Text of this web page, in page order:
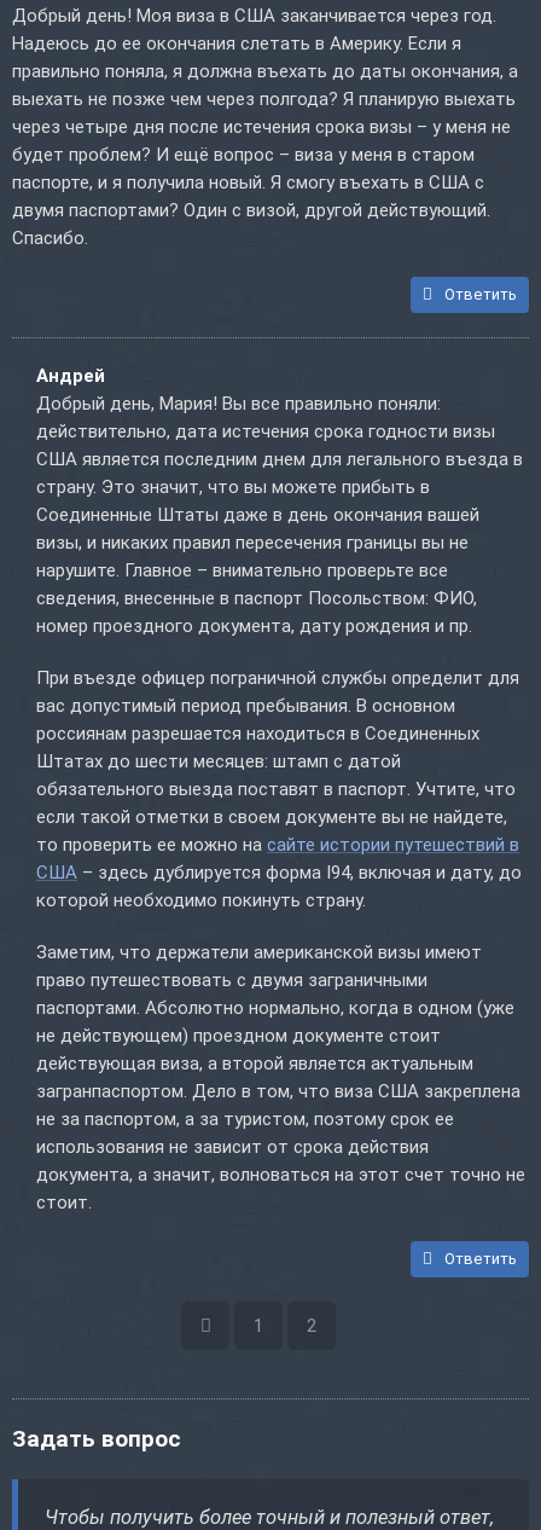
Добрый день! Моя виза в США заканчивается через год.
Надеюсь до ее окончания слетать в Америку. Если я
правильно поняла, я должна въехать до даты окончания, а
выехать не позже чем через полгода? Я планирую выехать
через четыре дня после истечения срока визы – у меня не
будет проблем? И ещё вопрос – виза у меня в старом
паспорте, и я получила новый. Я смогу въехать в США с
двумя паспортами? Один с визой, другой действующий.
Спасибо.
Ответить
Андрей
Добрый день, Мария! Вы все правильно поняли:
действительно, дата истечения срока годности визы
США является последним днем для легального въезда в
страну. Это значит, что вы можете прибыть в
Соединенные Штаты даже в день окончания вашей
визы, и никаких правил пересечения границы вы не
нарушите. Главное – внимательно проверьте все
сведения, внесенные в паспорт Посольством: ФИО,
номер проездного документа, дату рождения и пр.
При въезде офицер пограничной службы определит для
вас допустимый период пребывания. В основном
россиянам разрешается находиться в Соединенных
Штатах до шести месяцев: штамп с датой
обязательного выезда поставят в паспорт. Учтите, что
если такой отметки в своем документе вы не найдете,
то проверить ее можно на сайте истории путешествий в
США – здесь дублируется форма I94, включая и дату, до
которой необходимо покинуть страну.
Заметим, что держатели американской визы имеют
право путешествовать с двумя заграничными
паспортами. Абсолютно нормально, когда в одном (уже
не действующем) проездном документе стоит
действующая виза, а второй является актуальным
загранпаспортом. Дело в том, что виза США закреплена
не за паспортом, а за туристом, поэтому срок ее
использования не зависит от срока действия
документа, а значит, волноваться на этот счет точно не
стоит.
Ответить
1 2
Задать вопрос
Чтобы получить более точный и полезный ответ,